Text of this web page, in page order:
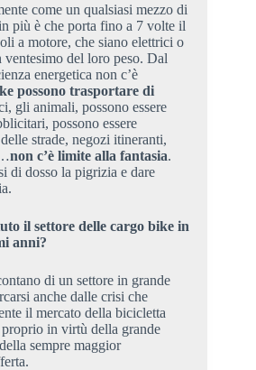
come un qualsiasi mezzo di
più è che porta fino a 7 volte il
a motore, che siano elettrici o
del loro peso. Dal
energetica non c’è
possono trasportare di
gli animali, possono essere
possono essere
strade, negozi itineranti,
non c’è limite alla fantasia.
di dosso la pigrizia e dare
il settore delle cargo bike in
anni?
di un settore in grande
anche dalle crisi che
il mercato della bicicletta
in virtù della grande
sempre maggior